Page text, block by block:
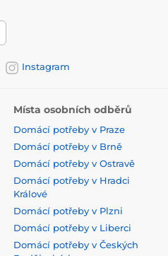
Instagram
Místa osobních odběrů
Domácí potřeby v Praze
Domácí potřeby v Brně
Domácí potřeby v Ostravě
Domácí potřeby v Hradci
Králové
Domácí potřeby v Plzni
Domácí potřeby v Liberci
Domácí potřeby v Českých